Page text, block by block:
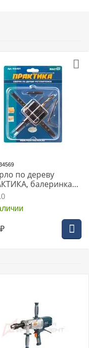
по дереву
балеринка
(блистер) (032-
₽